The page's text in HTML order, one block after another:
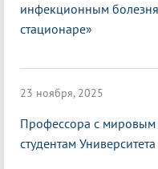
инфекционным
стационаре»
23 ноября, 2025
Профессора с
студентам Университета